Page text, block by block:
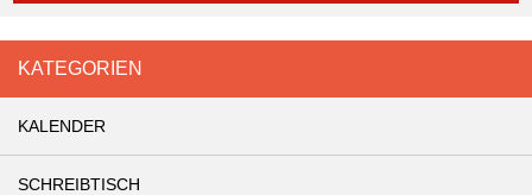
KATEGORIEN
KALENDER
SCHREIBTISCH